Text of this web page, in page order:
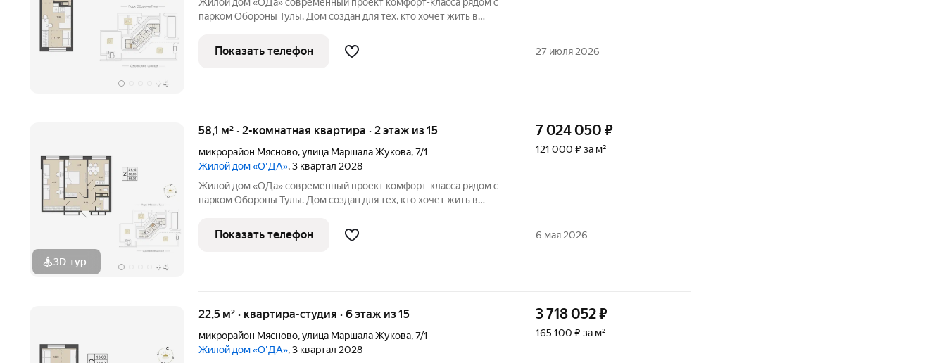
+ 4
парком Обороны Тулы. Дом создан для тех, кто хочет жить в
центра около 20 минут. Локация и окружение ключевое
преимущество Дом
Показать телефон 27 июля 2026
3D-тур + 4
58,1 м² · 2-комнатная квартира · 2 этаж из 15
микрорайон Мясново,улица Маршала Жукова,7/1
Жилой дом «О'ДА», 3 квартал 2028
Жилой дом «ОДа» современный проект комфорт-класса рядом с
парком Обороны Тулы. Дом создан для тех, кто хочет жить в
центра около 20 минут. Локация и окружение ключевое
преимущество Дом
7 024 050 ₽
121 000 ₽ за м²
Показать телефон 6 мая 2026
22,5 м² · квартира-студия · 6 этаж из 15
микрорайон Мясново,улица Маршала Жукова,7/1
Жилой дом «О'ДА», 3 квартал 2028
3 718 052₽
165 100 ₽ за м²